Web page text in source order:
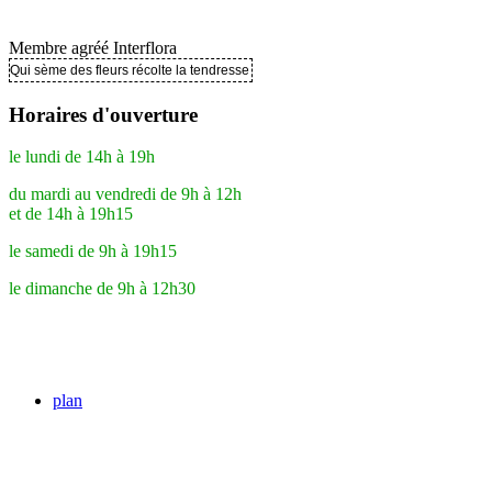
Membre agréé Interflora
Qui sème des fleurs récolte la tendresse ..
Horaires d'ouverture
le lundi de 14h à 19h
du mardi au vendredi de 9h à 12h
et de 14h à 19h15
le samedi de 9h à 19h15
le dimanche de 9h à 12h30
plan